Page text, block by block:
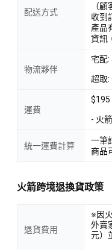
配送方式
（
收到
產品
資訊
物流夥伴
宅配
超取:
運費
$195
- 火
統一運費計算
一筆
商品
火箭跨境退換貨政策
退貨費用
※因
外賣
元）